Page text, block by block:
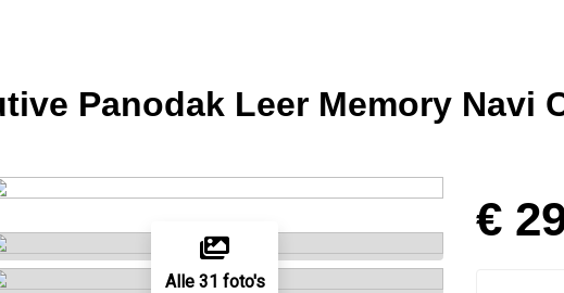
Panodak Leer Memory Navi
Alle 31 foto's
€